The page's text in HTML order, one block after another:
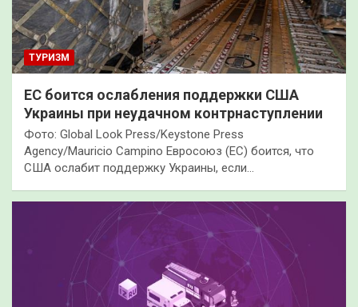
ТУРИЗМ
ЕС боится ослабления поддержки США
Украины при неудачном контрнаступлении
Фото: Global Look Press/Keystone Press
Agency/Mauricio Campino Евросоюз (ЕС) боится, что
США ослабит поддержку Украины, если…